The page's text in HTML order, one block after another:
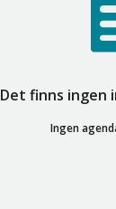
Det finns ingen
Ingen